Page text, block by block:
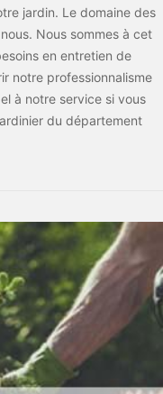
jardin. Le domaine des
Nous sommes à cet
en entretien de
notre professionnalisme
à notre service si vous
du département